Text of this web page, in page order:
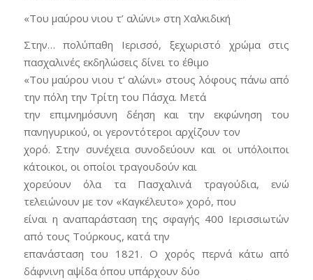
«Του μαύρου νιου τ’ αλώνι» στη Χαλκιδική
Στην… πολύπαθη Ιερισσό, ξεχωριστό χρώμα στις
πασχαλινές εκδηλώσεις δίνει το έθιμο
«Του μαύρου νιου τ’ αλώνι» στους λόφους πάνω από
την πόλη την Τρίτη του Πάσχα. Μετά
την επιμνημόσυνη δέηση και την εκφώνηση του
πανηγυρικού, οι γεροντότεροι αρχίζουν τον
χορό. Στην συνέχεια συνοδεύουν και οι υπόλοιποι
κάτοικοι, οι οποίοι τραγουδούν και
χορεύουν όλα τα Πασχαλινά τραγούδια, ενώ
τελειώνουν με τον «Καγκέλευτο» χορό, που
είναι η αναπαράσταση της σφαγής 400 Ιερισσιωτών
από τους Τούρκους, κατά την
επανάσταση του 1821. Ο χορός περνά κάτω από
δάφνινη αψίδα όπου υπάρχουν δύο